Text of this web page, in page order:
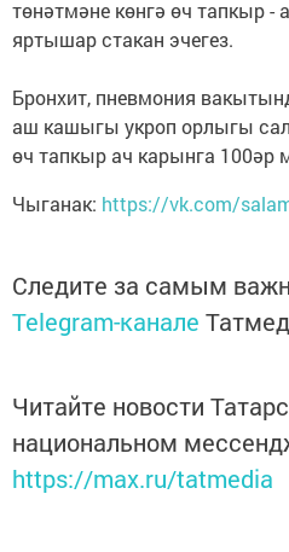
төнәтмәне көнгә өч тапкыр -
яртышар стакан эчегез.
Бронхит, пневмония
аш кашыгы укроп орлыгы
өч тапкыр ач карынга 100әр
Чыганак: https://vk.com/
Следите за самым
Telegram-канале
Читайте новости
национальном
https://max.ru/tatmedia